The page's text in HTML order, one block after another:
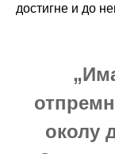
достигне и до
околу